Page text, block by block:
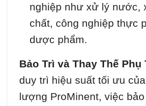
nghiệp như xử lý nước,
chất, công nghiệp thực
dược phẩm.
Bảo Trì và Thay Thế Phụ
duy trì hiệu suất tối ưu
lượng ProMinent, việc